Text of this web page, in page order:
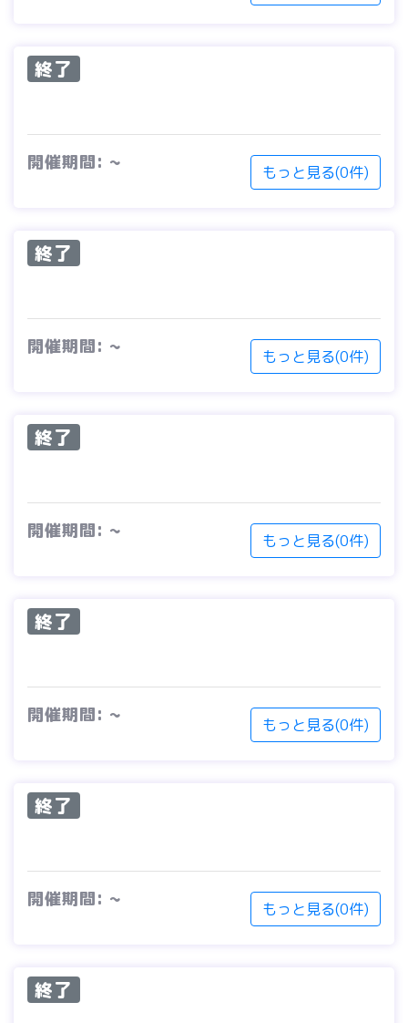
終了
開催期間: ~ もっと見る(0件)
終了
開催期間: ~ もっと見る(0件)
終了
開催期間: ~ もっと見る(0件)
終了
開催期間: ~ もっと見る(0件)
終了
開催期間: ~ もっと見る(0件)
終了